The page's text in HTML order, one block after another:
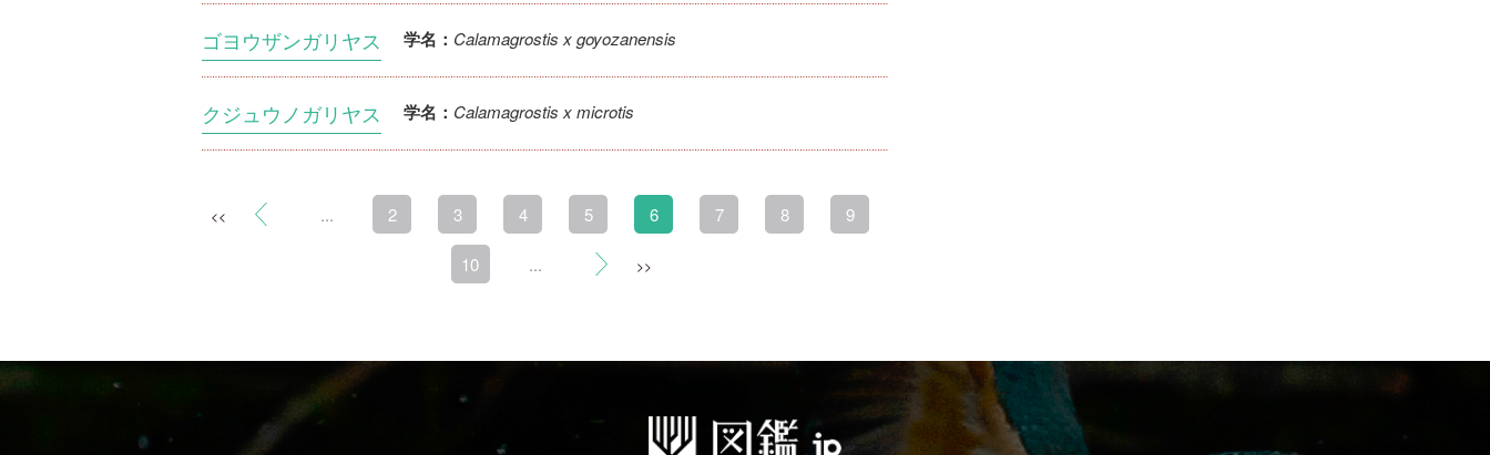
ゴヨウザンガリヤス 学名： Calamagrostis x goyozanensis
クジュウノガリヤス 学名： Calamagrostis x microtis
<< ... 2 3 4 5 6 7 8 9
10 ... >>